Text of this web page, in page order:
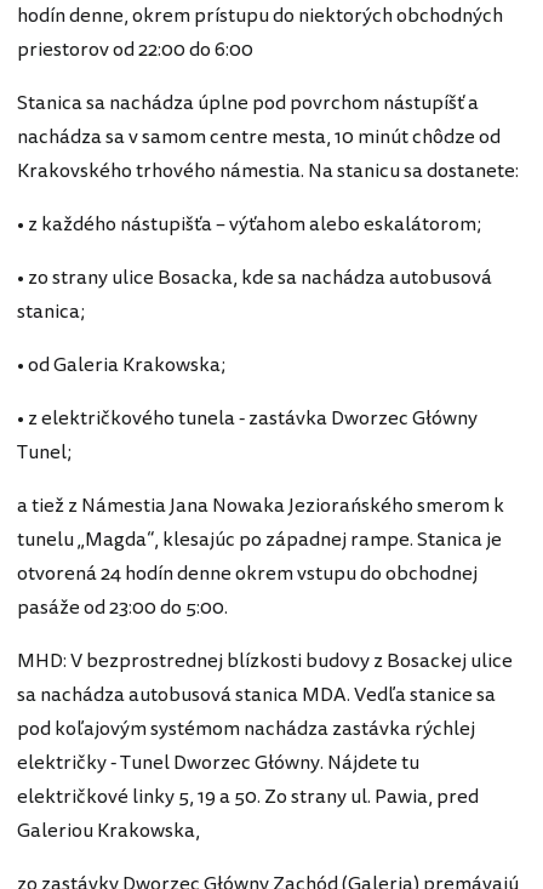
hodín denne, okrem prístupu do niektorých obchodných
priestorov od 22:00 do 6:00
Stanica sa nachádza úplne pod povrchom nástupíšť a
nachádza sa v samom centre mesta, 10 minút chôdze od
Krakovského trhového námestia. Na stanicu sa dostanete:
• z každého nástupišťa – výťahom alebo eskalátorom;
• zo strany ulice Bosacka, kde sa nachádza autobusová
stanica;
• od Galeria Krakowska;
• z električkového tunela - zastávka Dworzec Główny
Tunel;
a tiež z Námestia Jana Nowaka Jeziorańského smerom k
tunelu „Magda“, klesajúc po západnej rampe. Stanica je
otvorená 24 hodín denne okrem vstupu do obchodnej
pasáže od 23:00 do 5:00.
MHD: V bezprostrednej blízkosti budovy z Bosackej ulice
sa nachádza autobusová stanica MDA. Vedľa stanice sa
pod koľajovým systémom nachádza zastávka rýchlej
električky - Tunel Dworzec Główny. Nájdete tu
električkové linky 5, 19 a 50. Zo strany ul. Pawia, pred
Galeriou Krakowska,